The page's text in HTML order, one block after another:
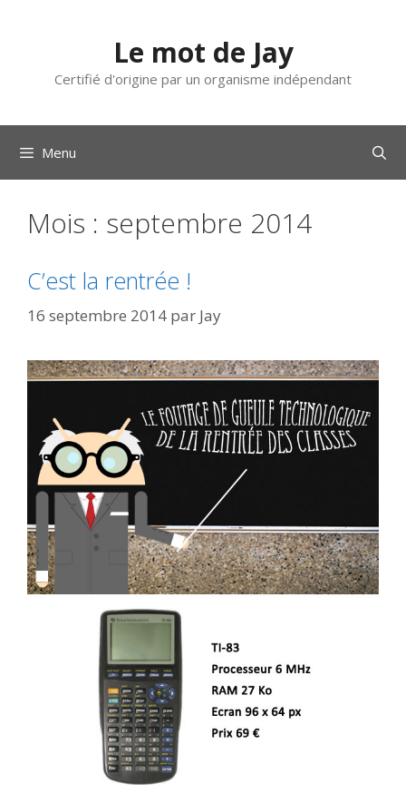
Le mot de Jay
Certifié d'origine par un organisme indépendant
Menu
Mois : septembre 2014
C’est la rentrée !
16 septembre 2014 par Jay